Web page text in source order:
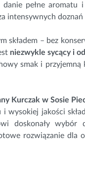
pełne
intensywnych
składem – bez
niezwykle sycący i
smak i
Kurczak w Sosie
i wysokiej jakości
doskonały wybór
rozwiązanie dla